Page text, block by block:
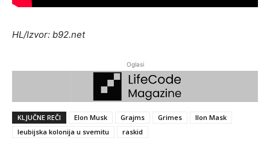
HL/Izvor: b92.net
Oglasi
KLJUČNE REČI Elon Musk Grajms Grimes
Ilon Mask
leubijska kolonija u svemitu
raskid